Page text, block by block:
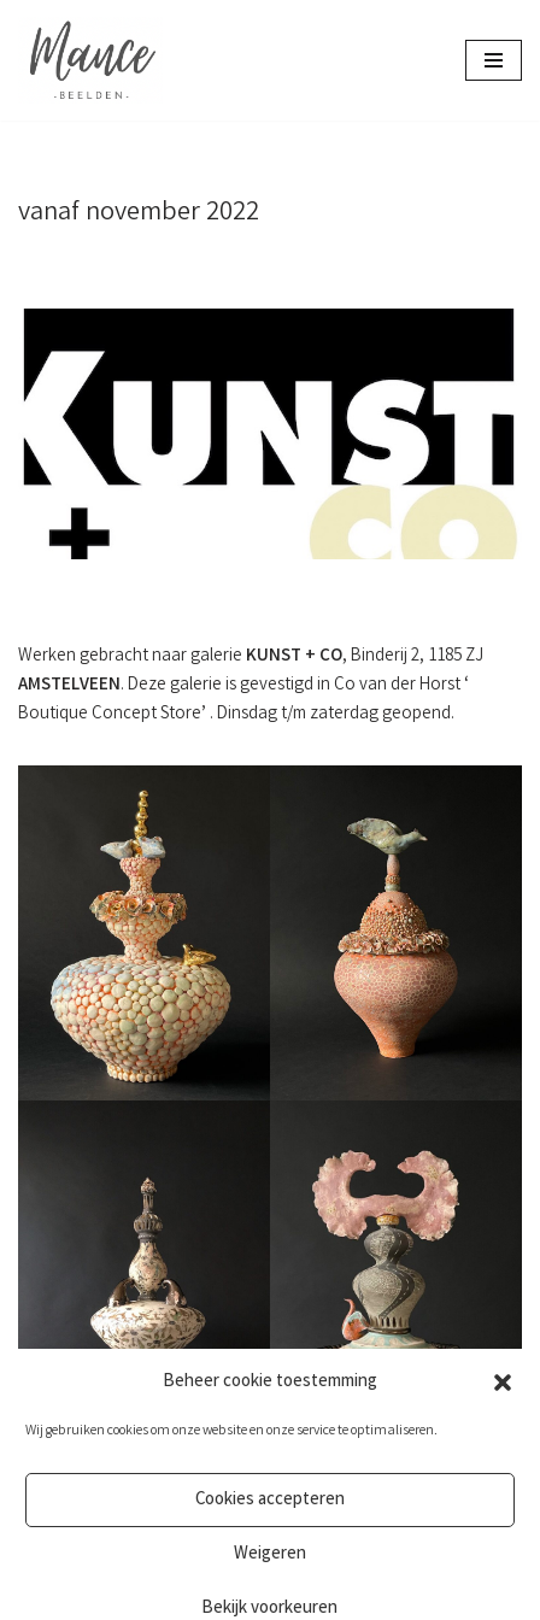
Beheer cookie toestemming
Wij gebruiken cookies om onze website en onze service te optimaliseren.
Cookies accepteren
Weigeren
Bekijk voorkeuren
Ga
vanaf november 2022
Werken gebracht naar galerie KUNST + CO, Binderij 2, 1185 ZJ
AMSTELVEEN. Deze galerie is gevestigd in Co van der Horst ‘
Boutique Concept Store’ . Dinsdag t/m zaterdag geopend.